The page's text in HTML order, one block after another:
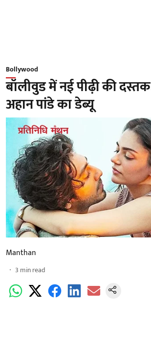
Bollywood
बॉलीवुड में नई पीढ़ी की
अहान पांडे का डेब्यू
Manthan
3 min read